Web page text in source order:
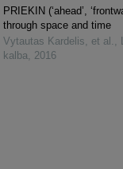
PRIEKIN (‘ahead’,
through space and time
Vytautas Kardelis, et al. ,
kalba, 2016